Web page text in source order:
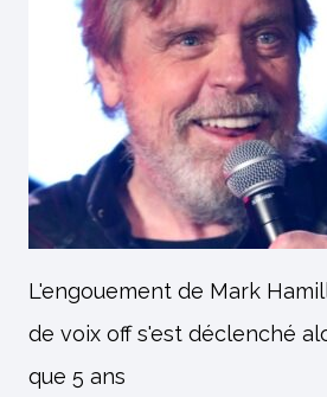
L'engouement de Mark
de voix off s'est déclenché
que 5 ans